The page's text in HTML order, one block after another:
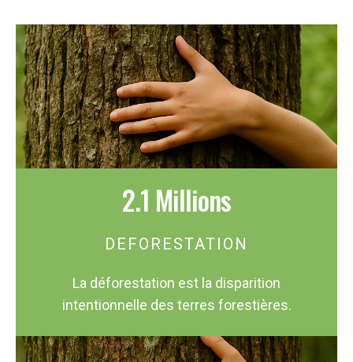
2.1 Millions
DEFORESTATION
La déforestation est la disparition
intentionnelle des terres forestières.